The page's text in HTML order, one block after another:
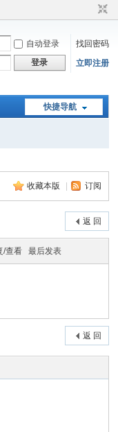
自动登录
找回密码
登录 立即注册
快捷导航
收藏本版 订阅
返 回
/查看 最后发表
返 回